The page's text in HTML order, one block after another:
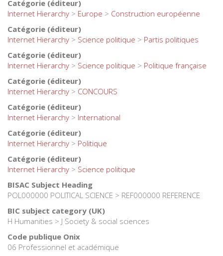
Catégorie (éditeur)
Internet Hierarchy > Europe > Construction européenne
Catégorie (éditeur)
Internet Hierarchy > Science politique > Partis politiques
Catégorie (éditeur)
Internet Hierarchy > Science politique > Politique française
Catégorie (éditeur)
Internet Hierarchy > CONCOURS
Catégorie (éditeur)
Internet Hierarchy > International
Catégorie (éditeur)
Internet Hierarchy > Politique
Catégorie (éditeur)
Internet Hierarchy > Science politique
BISAC Subject Heading
POL000000 POLITICAL SCIENCE > REF000000 REFERENCE
BIC subject category (UK)
H Humanities > J Society & social sciences
Code publique Onix
06 Professionnel et académique